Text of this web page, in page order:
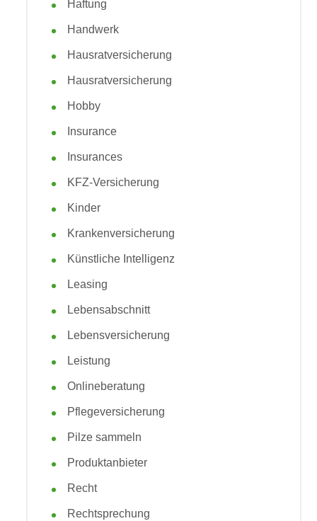
Haftung
Handwerk
Hausratversicherung
Hausratversicherung
Hobby
Insurance
Insurances
KFZ-Versicherung
Kinder
Krankenversicherung
Künstliche Intelligenz
Leasing
Lebensabschnitt
Lebensversicherung
Leistung
Onlineberatung
Pflegeversicherung
Pilze sammeln
Produktanbieter
Recht
Rechtsprechung